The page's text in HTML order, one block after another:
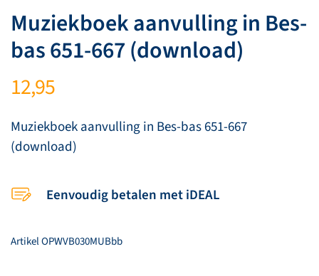
Muziekboek aanvulling in Bes-
bas 651-667 (download)
12,95
Muziekboek aanvulling in Bes-bas 651-667
(download)
Eenvoudig betalen met iDEAL
ArtikelOPWVB030MUBbb